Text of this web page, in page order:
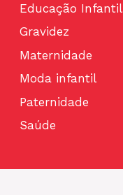
Educação Infantil
Gravidez
Maternidade
Moda infantil
Paternidade
Saúde